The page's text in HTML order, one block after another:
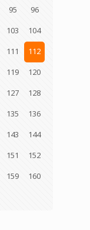
95
96
103
104
111
112
119
120
127
128
135
136
143
144
151
152
159
160